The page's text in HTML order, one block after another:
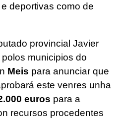
deportivas como de
provincial Javier
municipios do
Meis para anunciar que
este venres unha
euros para a
recursos procedentes